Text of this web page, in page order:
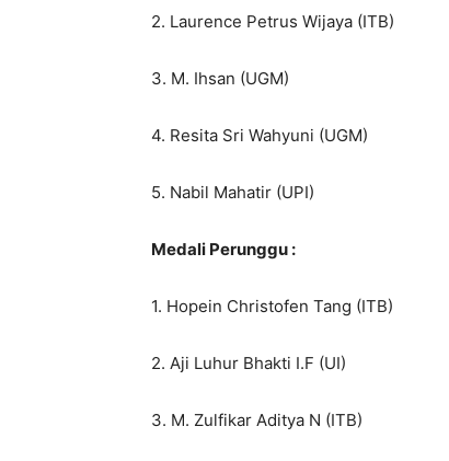
2. Laurence Petrus Wijaya (ITB)
3. M. Ihsan (UGM)
4. Resita Sri Wahyuni (UGM)
5. Nabil Mahatir (UPI)
Medali Perunggu :
1. Hopein Christofen Tang (ITB)
2. Aji Luhur Bhakti I.F (UI)
3. M. Zulfikar Aditya N (ITB)